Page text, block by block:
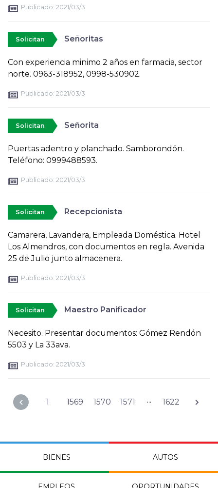
Publicado: 2021/03/3
Solicitan Señoritas
Con experiencia minimo 2 años en farmacia, sector
norte. 0963-318952, 0998-530902.
Publicado: 2021/03/3
Solicitan Señorita
Puertas adentro y planchado. Samborondón.
Teléfono: 0999488593.
Publicado: 2021/03/3
Solicitan Recepcionista
Camarera, Lavandera, Empleada Doméstica. Hotel
Los Almendros, con documentos en regla. Avenida
25 de Julio junto almacenera.
Publicado: 2021/03/3
Solicitan Maestro Panificador
Necesito. Presentar documentos: Gómez Rendón
5503 y La 33ava.
Publicado: 2021/03/3
1 1569 1570 1571 ... 1622
BIENES AUTOS